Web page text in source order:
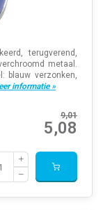
terugverend,
metaal.
blauw verzonken,
informatie »
9,01
5,08